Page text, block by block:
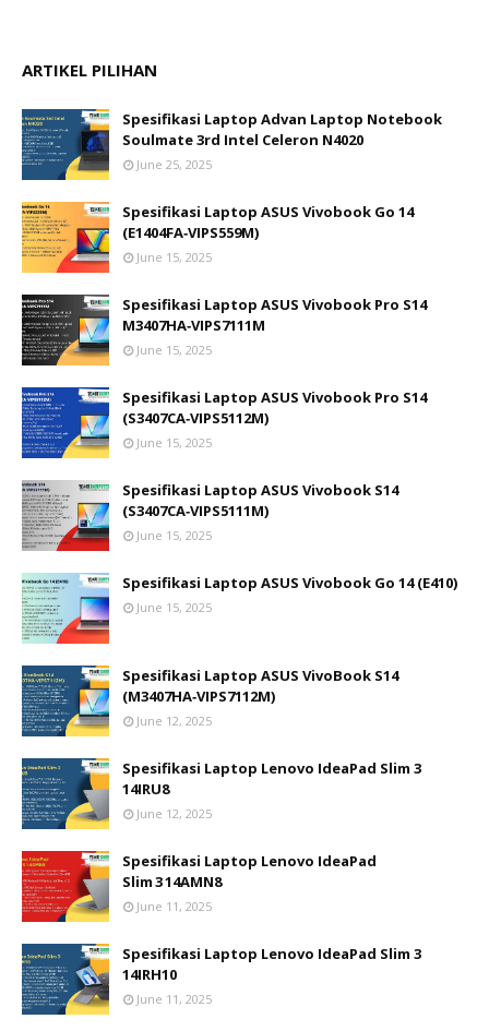
ARTIKEL PILIHAN
Spesifikasi Laptop Advan Laptop Notebook
Soulmate 3rd Intel Celeron N4020
June 25, 2025
Spesifikasi Laptop ASUS Vivobook Go 14
(E1404FA‑VIPS559M)
June 15, 2025
Spesifikasi Laptop ASUS Vivobook Pro S14
M3407HA‑VIPS7111M
June 15, 2025
Spesifikasi Laptop ASUS Vivobook Pro S14
(S3407CA‑VIPS5112M)
June 15, 2025
Spesifikasi Laptop ASUS Vivobook S14
(S3407CA‑VIPS5111M)
June 15, 2025
Spesifikasi Laptop ASUS Vivobook Go 14 (E410)
June 15, 2025
Spesifikasi Laptop ASUS VivoBook S14
(M3407HA‑VIPS7112M)
June 12, 2025
Spesifikasi Laptop Lenovo IdeaPad Slim 3
14IRU8
June 12, 2025
Spesifikasi Laptop Lenovo IdeaPad
Slim 3 14AMN8
June 11, 2025
Spesifikasi Laptop Lenovo IdeaPad Slim 3
14IRH10
June 11, 2025